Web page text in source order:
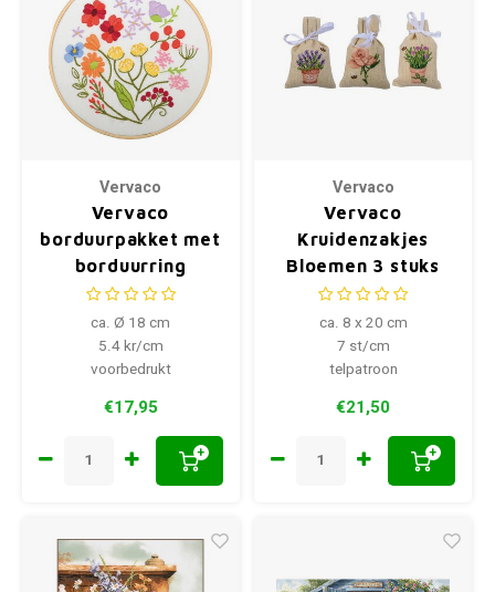
Vervaco
Vervaco
borduurpakket met
borduurring
Bloemen symfonie
ca. Ø 18 cm
5.4 kr/cm
voorbedrukt
€17,95
+
Vervaco
Vervaco
Kruidenzakjes
Bloemen 3 stuks
PN-0201687
ca. 8 x 20 cm
7 st/cm
telpatroon
€21,50
+